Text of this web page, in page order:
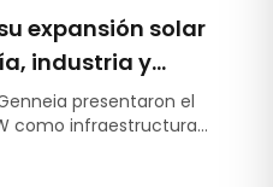
expansión solar
industria y
eléctricospresentaron el
como infraestructura
desarrollos